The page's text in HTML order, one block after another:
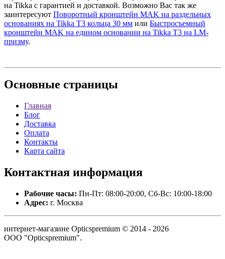
на Tikka с гарантией и доставкой. Возможно Вас так же
заинтересуют Поворотный кронштейн MAK на раздельных
основаниях на Tikka T3 кольца 30 мм или Быстросъемный
кронштейн MAK на едином основании на Tikka T3 на LM-
призму.
Основные страницы
Главная
Блог
Доставка
Оплата
Контакты
Карта сайта
Контактная информация
Рабочие часы: Пн-Пт: 08:00-20:00, Сб-Вс: 10:00-18:00
Адрес: г. Москва
интернет-магазине Opticspremium © 2014 - 2026
ООО "Opticspremium".